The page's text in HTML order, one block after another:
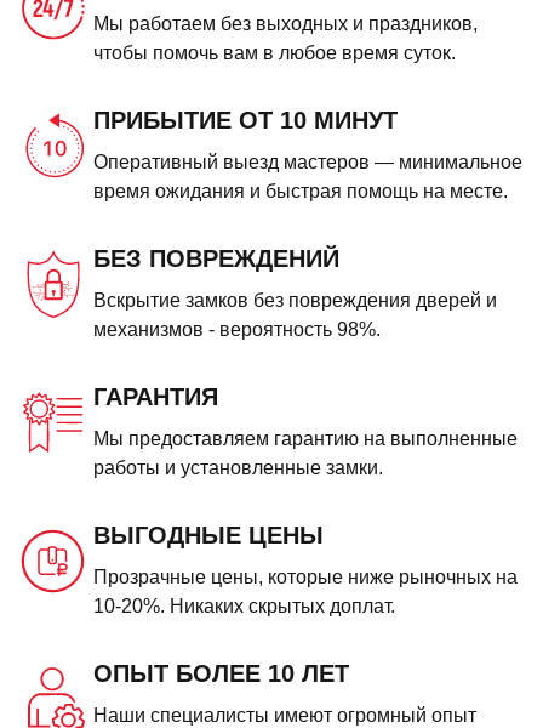
Мы работаем без выходных и праздников,
чтобы помочь вам в любое время суток.
ПРИБЫТИЕ ОТ 10 МИНУТ
Оперативный выезд мастеров — минимальное
время ожидания и быстрая помощь на месте.
БЕЗ ПОВРЕЖДЕНИЙ
Вскрытие замков без повреждения дверей и
механизмов - вероятность 98%.
ГАРАНТИЯ
Мы предоставляем гарантию на выполненные
работы и установленные замки.
ВЫГОДНЫЕ ЦЕНЫ
Прозрачные цены, которые ниже рыночных на
10-20%. Никаких скрытых доплат.
ОПЫТ БОЛЕЕ 10 ЛЕТ
Наши специалисты имеют огромный опыт